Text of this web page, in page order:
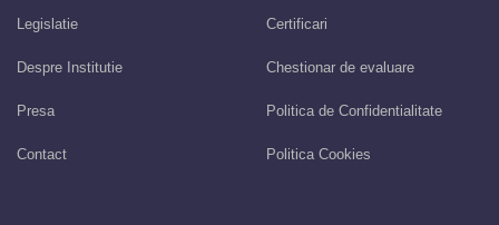
Legislatie
Despre Institutie
Presa
Contact
Certificari
Chestionar de evaluare
Politica de Confidentialitate
Politica Cookies